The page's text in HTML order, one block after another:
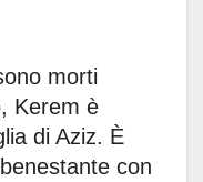
morti
Kerem è
di Aziz. È
con